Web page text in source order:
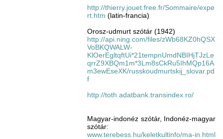
http://thierry.jouet.free.fr/Sommaire/expe
rt.htm (latin-francia)
Orosz-udmurt szótár (1942)
http://api.ning.com/files/zWb68KZ0hQSX
VoBKQWALW-
KlOerEgltqftUi*21tempnUmdNBIHjTJzLe
qrrZ9XBQm1m*3Lm8sCkRu5IhMQp16A
m3ewEseXK/russkoudmurtskij_slovar.pd
f
http://toth.adatbank.transindex.ro/
Magyar-indonéz szótár, Indonéz-magyar
szótár:
www.terebess.hu/keletkultinfo/ma-in.html